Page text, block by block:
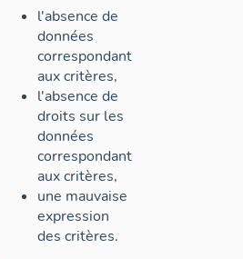
l'absence de
données
correspondant
aux critères,
l'absence de
droits sur les
données
correspondant
aux critères,
une mauvaise
expression
des critères.